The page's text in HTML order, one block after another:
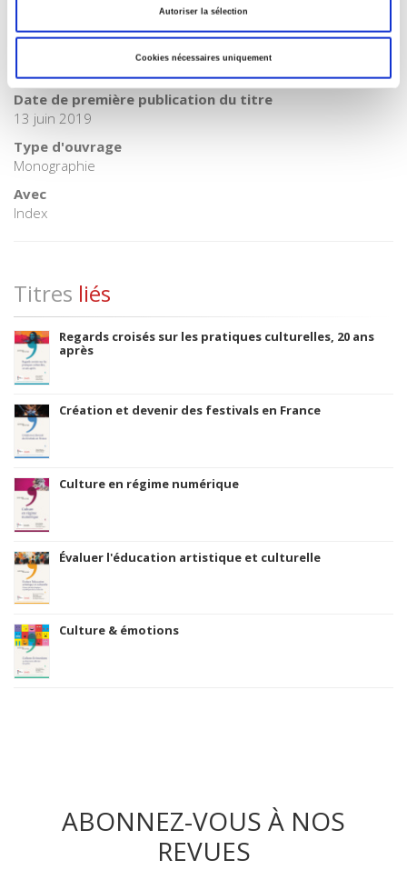
Autoriser la sélection
Cookies nécessaires uniquement
BIC subject category (UK)
Code publique Onix
Date de première publication du titre
13 juin 2019
Type d'ouvrage
Monographie
Avec
Index
Titres liés
Regards croisés sur les pratiques culturelles, 20 ans
après
Création et devenir des festivals en France
Culture en régime numérique
Évaluer l'éducation artistique et culturelle
Culture & émotions
ABONNEZ-VOUS À NOS
REVUES